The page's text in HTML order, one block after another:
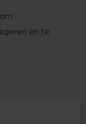
om
en te